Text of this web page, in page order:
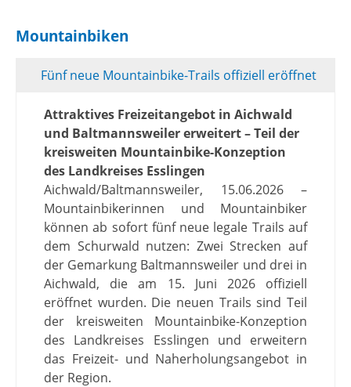
Mountainbiken
Fünf neue Mountainbike-Trails offiziell eröffnet
Attraktives Freizeitangebot in Aichwald
und Baltmannsweiler erweitert – Teil der
kreisweiten Mountainbike-Konzeption
des Landkreises Esslingen
Aichwald/Baltmannsweiler, 15.06.2026 –
Mountainbikerinnen und Mountainbiker
können ab sofort fünf neue legale Trails auf
dem Schurwald nutzen: Zwei Strecken auf
der Gemarkung Baltmannsweiler und drei in
Aichwald, die am 15. Juni 2026 offiziell
eröffnet wurden. Die neuen Trails sind Teil
der kreisweiten Mountainbike-Konzeption
des Landkreises Esslingen und erweitern
das Freizeit- und Naherholungsangebot in
der Region.